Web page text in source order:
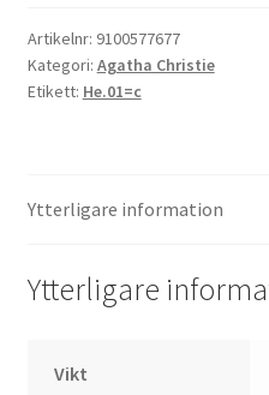
Artikelnr: 9100577677
Kategori: Agatha Christie
Etikett: He.01=c
Ytterligare information
Ytterligare
Vikt